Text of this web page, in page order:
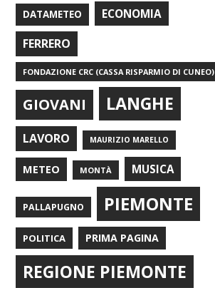
DATAMETEO ECONOMIA
FERRERO
FONDAZIONE CRC (CASSA RISPARMIO DI CUNEO)
GIOVANI LANGHE
LAVORO MAURIZIO MARELLO
METEO MONTÀ MUSICA
PALLAPUGNO PIEMONTE
POLITICA PRIMA PAGINA
REGIONE PIEMONTE